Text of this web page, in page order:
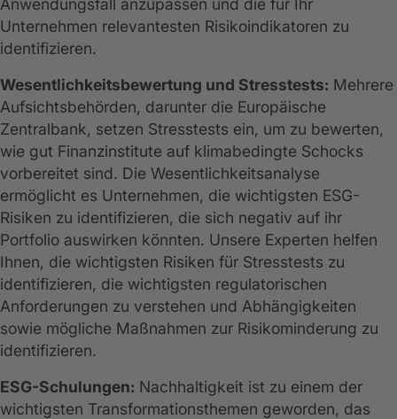
Anwendungsfall anzupassen und die für Ihr
Unternehmen relevantesten Risikoindikatoren zu
identifizieren.
Wesentlichkeitsbewertung und Stresstests: Mehrere
Aufsichtsbehörden, darunter die Europäische
Zentralbank, setzen Stresstests ein, um zu bewerten,
wie gut Finanzinstitute auf klimabedingte Schocks
vorbereitet sind. Die Wesentlichkeitsanalyse
ermöglicht es Unternehmen, die wichtigsten ESG-
Risiken zu identifizieren, die sich negativ auf ihr
Portfolio auswirken könnten. Unsere Experten helfen
Ihnen, die wichtigsten Risiken für Stresstests zu
identifizieren, die wichtigsten regulatorischen
Anforderungen zu verstehen und Abhängigkeiten
sowie mögliche Maßnahmen zur Risikominderung zu
identifizieren.
ESG-Schulungen: Nachhaltigkeit ist zu einem der
wichtigsten Transformationsthemen geworden, das